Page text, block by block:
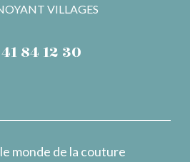
VILLAGES
84 12 30
monde de la couture